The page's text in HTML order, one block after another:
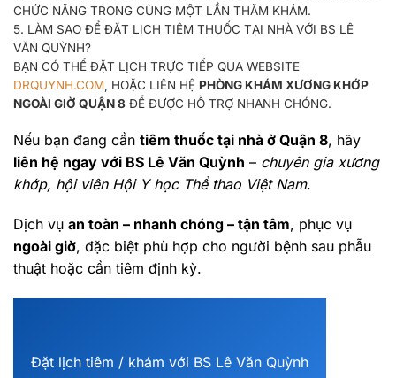
CHỨC NĂNG TRONG CÙNG MỘT LẦN THĂM KHÁM.
5. LÀM SAO ĐỂ ĐẶT LỊCH TIÊM THUỐC TẠI NHÀ VỚI BS LÊ
VĂN QUỲNH?
BẠN CÓ THỂ ĐẶT LỊCH TRỰC TIẾP QUA WEBSITE
DRQUYNH.COM , HOẶC LIÊN HỆ PHÒNG KHÁM XƯƠNG KHỚP
NGOÀI GIỜ QUẬN 8 ĐỂ ĐƯỢC HỖ TRỢ NHANH CHÓNG.
Nếu bạn đang cần tiêm thuốc tại nhà ở Quận 8, hãy
liên hệ ngay với BS Lê Văn Quỳnh – chuyên gia xương
khớp, hội viên Hội Y học Thể thao Việt Nam.
Dịch vụ an toàn – nhanh chóng – tận tâm, phục vụ
ngoài giờ, đặc biệt phù hợp cho người bệnh sau phẫu
thuật hoặc cần tiêm định kỳ.
Đặt lịch tiêm / khám với BS Lê Văn Quỳnh